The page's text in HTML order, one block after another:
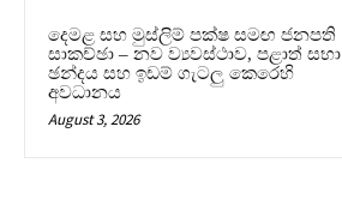
දෙමළ සහ මුස්ලිම් පක්ෂ සමඟ ජනපති
සාකච්ඡා – නව ව්‍යවස්ථාව, පළාත් සභා
ඡන්දය සහ ඉඩම් ගැටලු කෙරෙහි
අවධානය
August 3, 2026